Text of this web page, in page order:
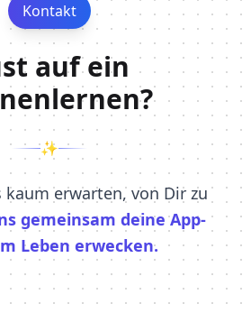
Kontakt
auf ein
✨
kaum erwarten, von Dir zu
gemeinsam deine App-
Leben erwecken.